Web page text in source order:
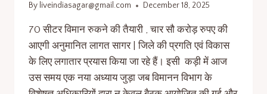
By liveindiasagar@gmail.com December 18, 2025
70 सीटर विमान रुकने की तैयारी , चार सौ करोड़ रुपए की
आएगी अनुमानित लागत सागर | जिले की प्रगति एवं विकास
के लिए लगातार प्रयास किया जा रहे हैं। इसी कड़ी में आज
उस समय एक नया अध्याय जुड़ा जब विमानन विभाग के